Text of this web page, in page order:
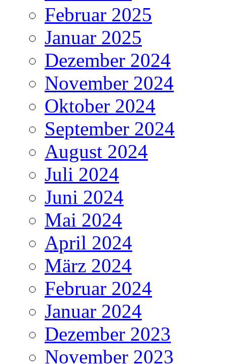
Februar 2025
Januar 2025
Dezember 2024
November 2024
Oktober 2024
September 2024
August 2024
Juli 2024
Juni 2024
Mai 2024
April 2024
März 2024
Februar 2024
Januar 2024
Dezember 2023
November 2023